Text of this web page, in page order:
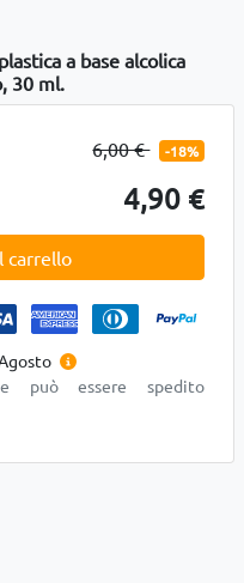
a base alcolica
30 ml.
6,00 € -18%
4,90 €
carrello
può essere spedito